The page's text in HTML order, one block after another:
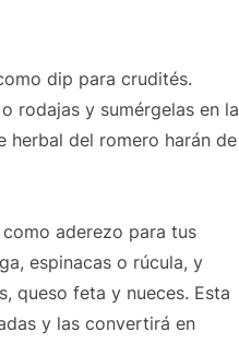
dip para crudités.
rodajas y sumérgelas en la
herbal del romero harán de
aderezo para tus
espinacas o rúcula, y
queso feta y nueces. Esta
y las convertirá en